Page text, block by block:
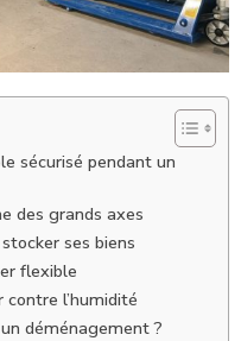
sécurisé pendant un
des grands axes
ses biens
flexible
l’humidité
déménagement ?